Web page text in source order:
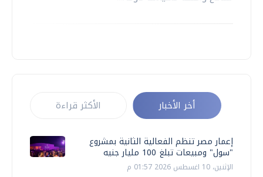
أخر الأخبار الأكثر قراءة
إعمار مصر تنظم الفعالية الثانية بمشروع
"سول" ومبيعات تبلغ 100 مليار جنيه
الإثنين، 10 اغسطس 2026 01:57 م